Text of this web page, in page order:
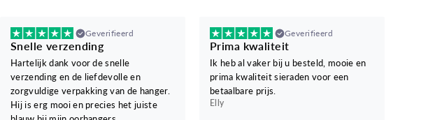
Geverifieerd
Snelle verzending
Hartelijk dank voor de snelle
verzending en de liefdevolle en
zorgvuldige verpakking van de hanger.
Hij is erg mooi en precies het juiste
Geverifieerd
Prima kwaliteit
Ik heb al vaker bij u besteld, mooie en
prima kwaliteit sieraden voor een
betaalbare prijs.
Elly